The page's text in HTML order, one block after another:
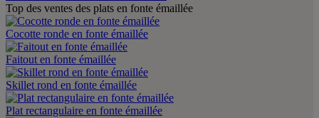
Top des ventes des plats en fonte émaillée
Cocotte ronde en fonte émaillée
Faitout en fonte émaillée
Skillet rond en fonte émaillée
Plat rectangulaire en fonte émaillée